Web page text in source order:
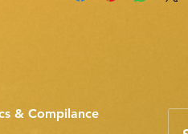
& Compilance